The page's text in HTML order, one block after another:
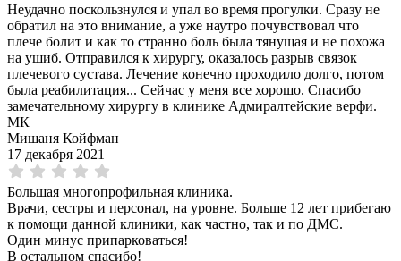
Неудачно поскользнулся и упал во время прогулки. Сразу не
обратил на это внимание, а уже наутро почувствовал что
плече болит и как то странно боль была тянущая и не похожа
на ушиб. Отправился к хирургу, оказалось разрыв связок
плечевого сустава. Лечение конечно проходило долго, потом
была реабилитация... Сейчас у меня все хорошо. Спасибо
замечательному хирургу в клинике Адмиралтейские верфи.
МК
Мишаня Койфман
17 декабря 2021
Большая многопрофильная клиника.
Врачи, сестры и персонал, на уровне. Больше 12 лет прибегаю
к помощи данной клиники, как частно, так и по ДМС.
Один минус припарковаться!
В остальном спасибо!